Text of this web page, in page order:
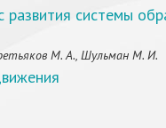
системы
М. А., Шульман М. И.